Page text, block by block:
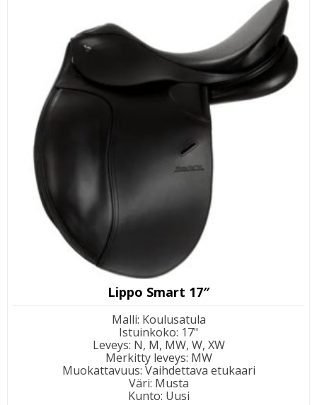
Lippo Smart 17″
Malli: Koulusatula
Istuinkoko: 17"
Leveys: N, M, MW, W, XW
Merkitty leveys: MW
Muokattavuus: Vaihdettava etukaari
Väri: Musta
Kunto: Uusi